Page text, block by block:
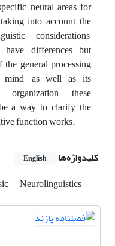
neural areas for
into account the
considerations,
differences but
general processing
as well as its
these
a way to clarify the
function works.
کلیدواژه‌ها
English
Neurolinguistics